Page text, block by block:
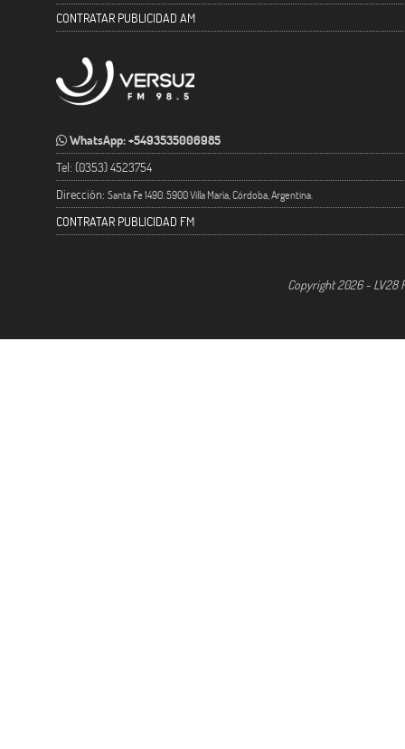
CONTRATAR PUBLICIDAD AM
WhatsApp: +5493535006985
Tel: (0353) 4523754
Dirección: Santa Fe 1490. 5900 Villa María, Córdoba, Argentina.
CONTRATAR PUBLICIDAD FM
Copyright 2026 - LV28